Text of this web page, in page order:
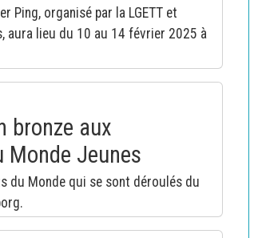
Ping, organisé par la LGETT et
aura lieu du 10 au 14 février 2025 à
bronze aux
Monde Jeunes
du Monde qui se sont déroulés du